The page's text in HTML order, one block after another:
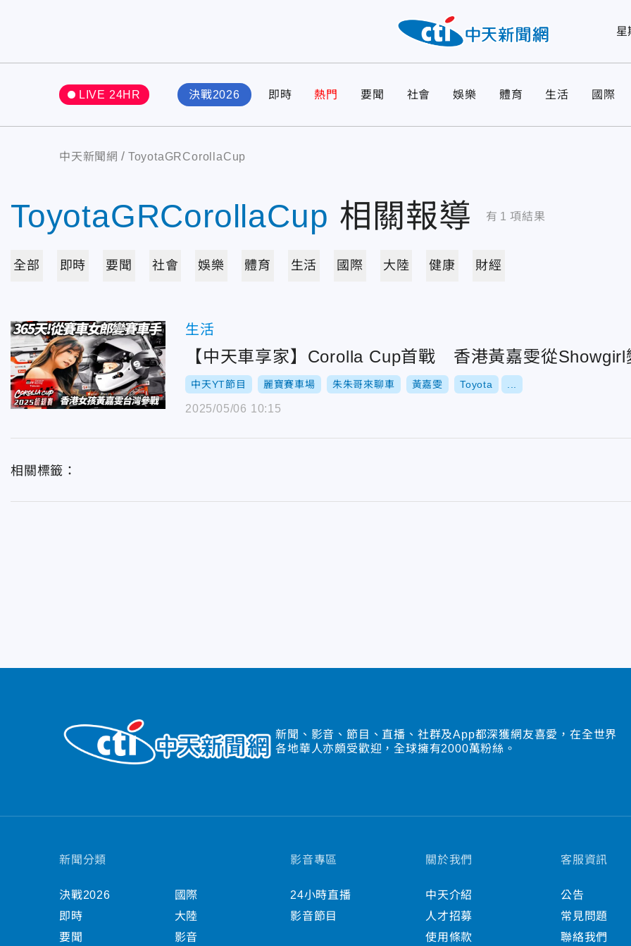
星
LIVE 24HR 決戰2026 即時 熱門 要聞 社會 娛樂 體育 生活 國際
中天新聞網 ToyotaGRCorollaCup
ToyotaGRCorollaCup 相關報導 有 1 項結果
全部 即時 要聞 社會 娛樂 體育 生活 國際 大陸 健康 財經
生活
【中天車享家】Corolla Cup首戰 香港黃嘉雯從Showgirl
中天YT節目 麗寶賽車場 朱朱哥來聊車 黃嘉雯 Toyota
2025/05/06 10:15
相關標籤：
新聞、影音、節目、直播、社群及App都深獲網友喜愛，在全世界
各地華人亦頗受歡迎，全球擁有2000萬粉絲。
新聞分類
決戰2026
即時
要聞
國際
大陸
影音
影音專區
24小時直播
影音節目
關於我們
中天介紹
人才招募
使用條款
客服資訊
公告
常見問題
聯絡我們